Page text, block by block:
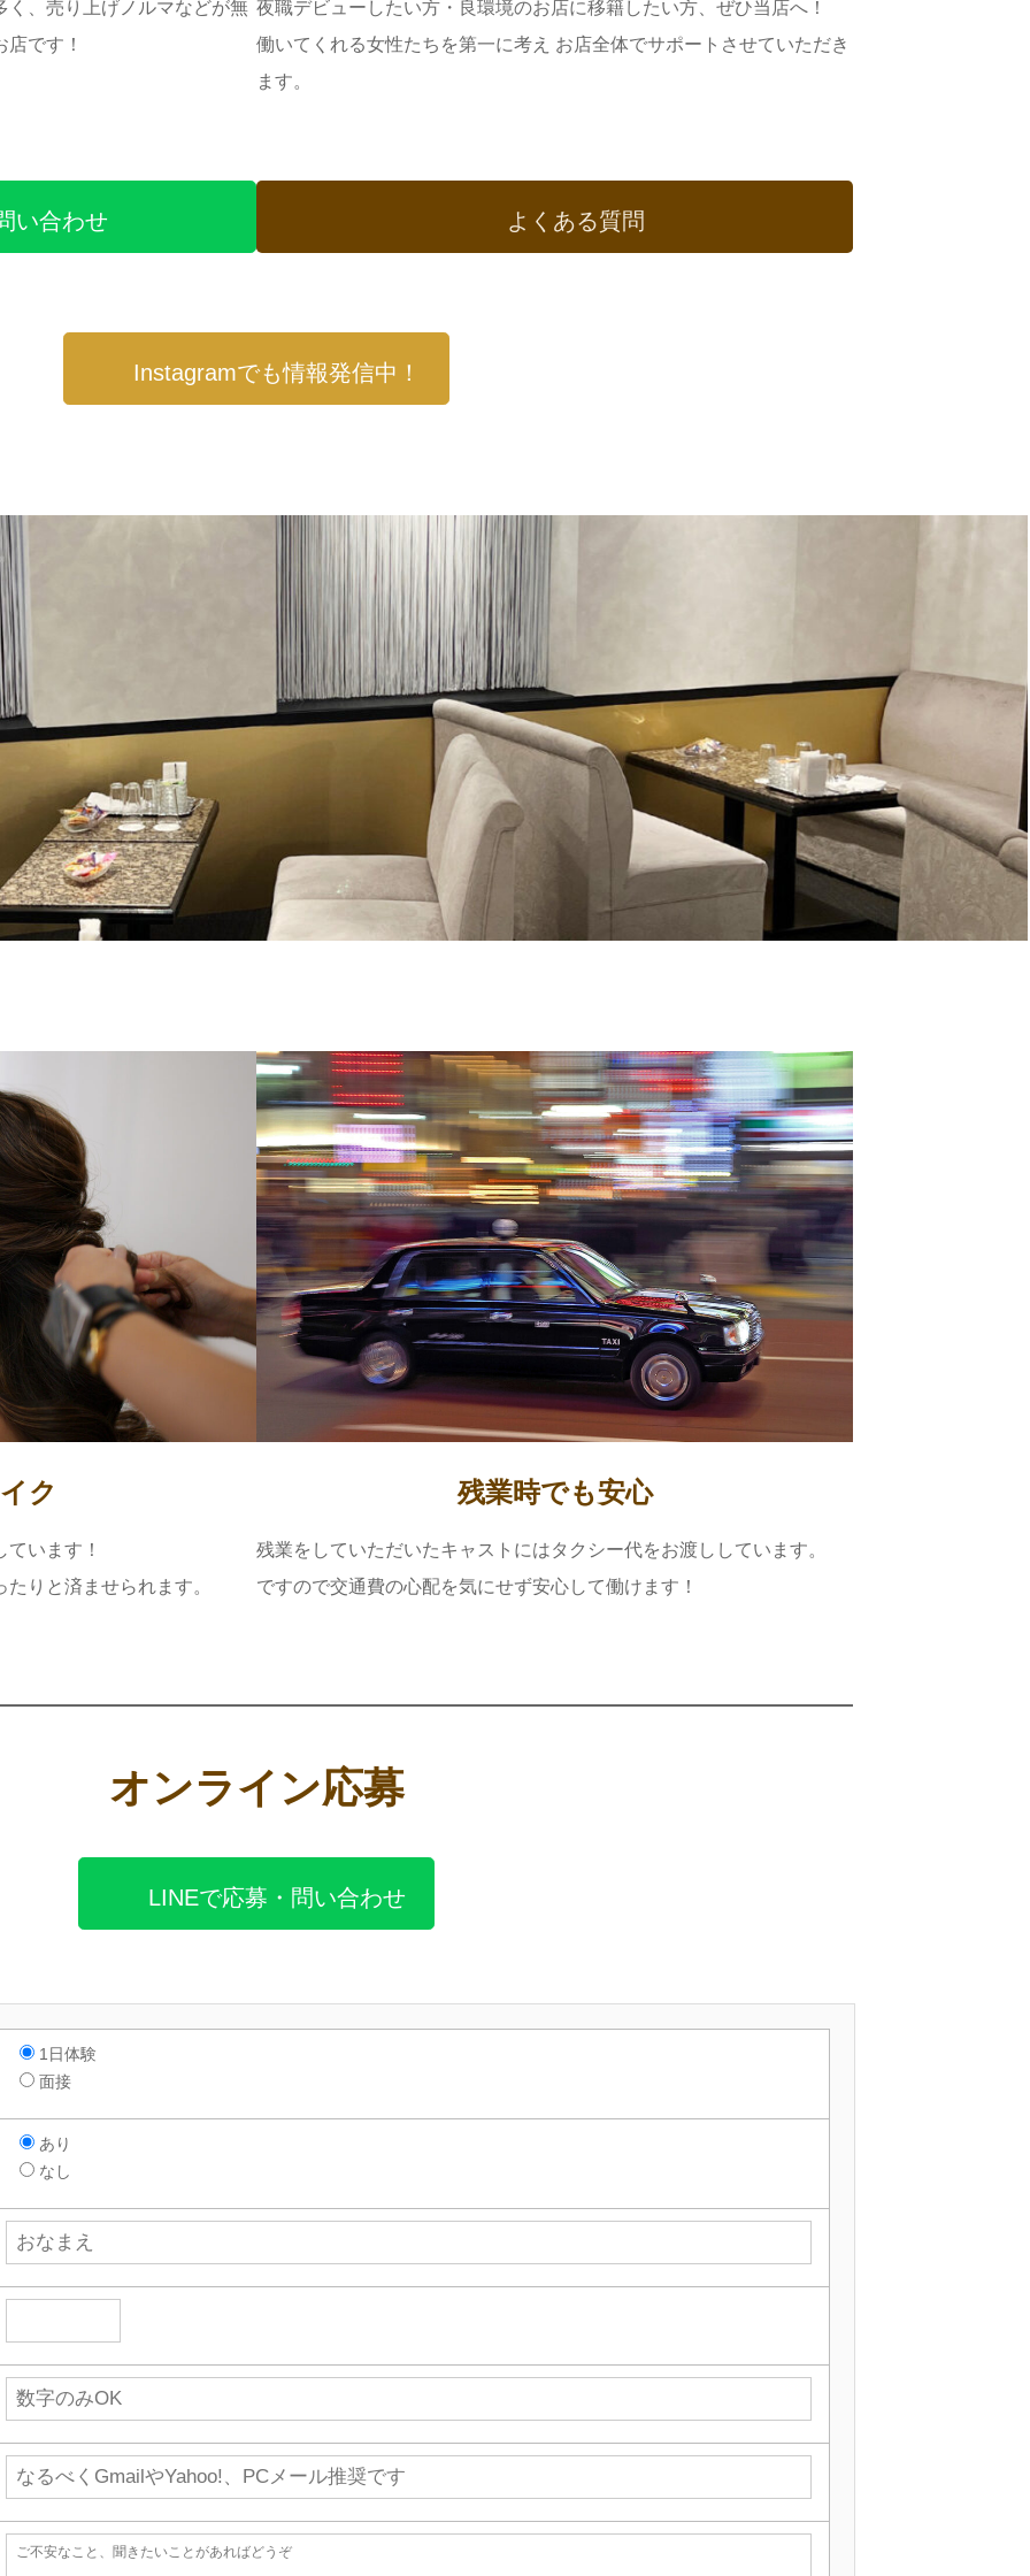
く、売り上げノルマなどが無
です！
夜職デビューしたい方・良環境のお店に移籍したい方、ぜひ当店へ！
働いてくれる女性たちを第一に考え お店全体でサポートさせていただき
ます。
い合わせ よくある質問
Instagramでも情報発信中！
ク
います！
りと済ませられます。
残業時でも安心
残業をしていただいたキャストにはタクシー代をお渡ししています。
ですので交通費の心配を気にせず安心して働けます！
オンライン応募
LINEで応募・問い合わせ
1日体験
面接
あり
なし